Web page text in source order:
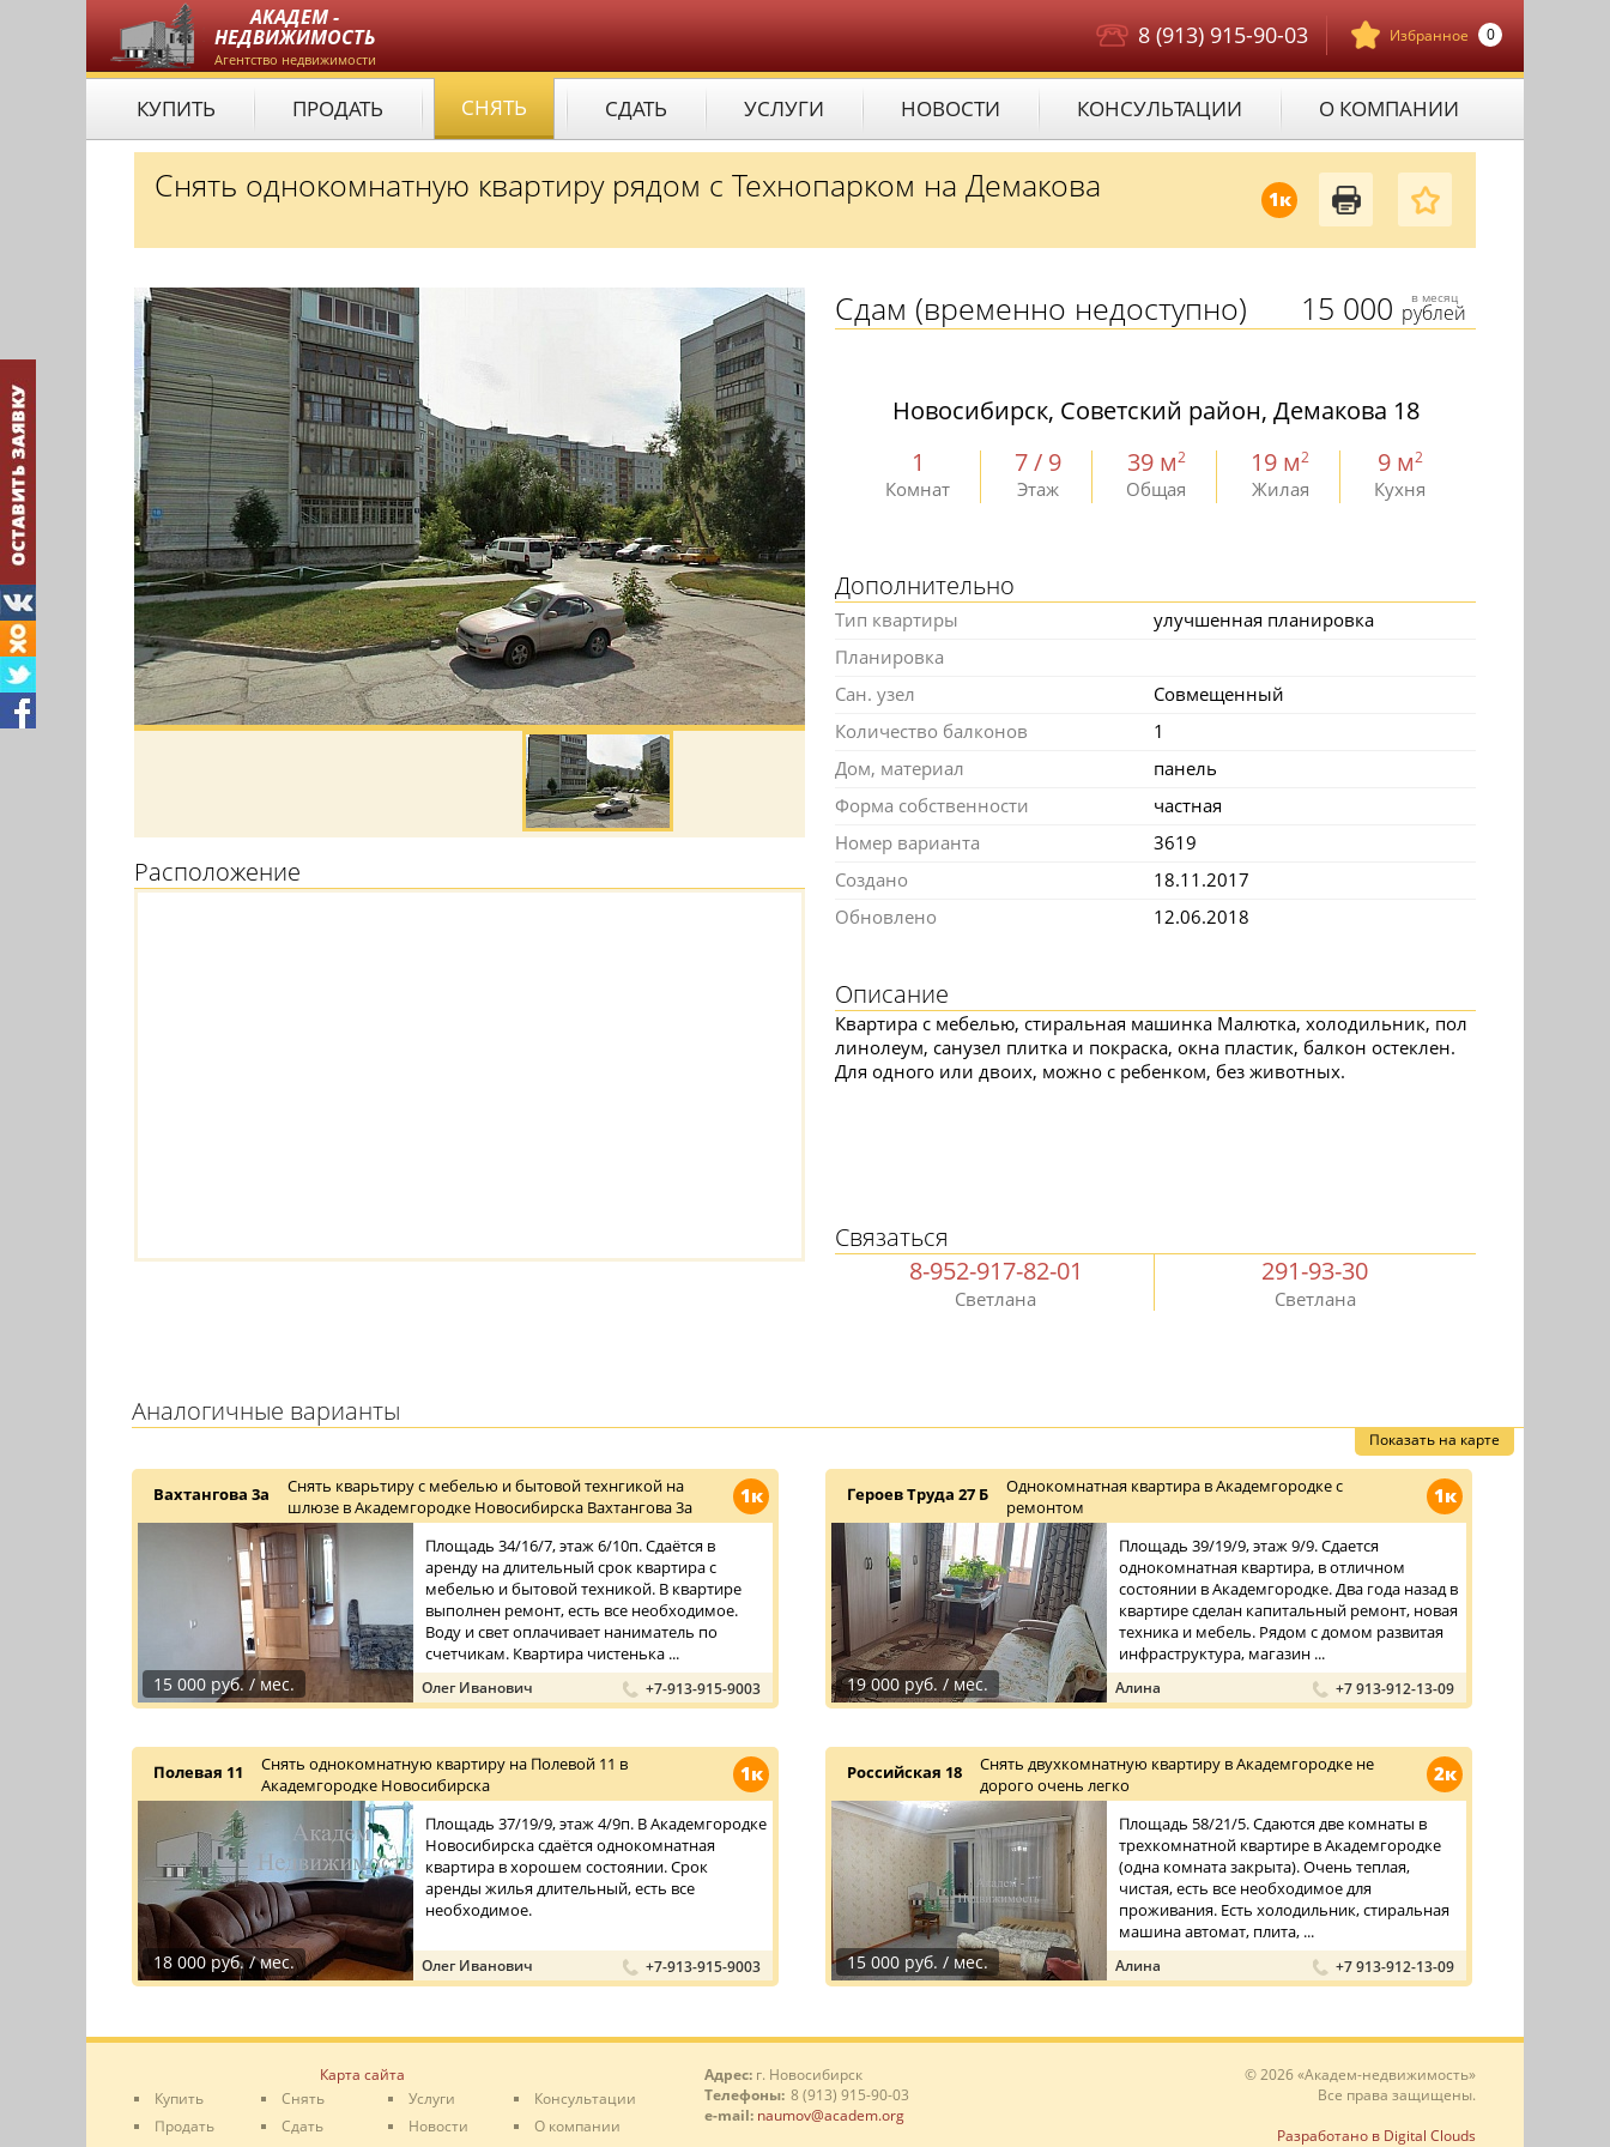
АКАДЕМ -
НЕДВИЖИМОСТЬ
Агентство недвижимости
Избранное 0
8 (913) 915-90-03
КУПИТЬ ПРОДАТЬ СНЯТЬ СДАТЬ УСЛУГИ НОВОСТИ КОНСУЛЬТАЦИИ О КОМПАНИИ
1к
Снять однокомнатную квартиру рядом с Технопарком на Демакова
Расположение
15 000 в месяц
рублей
Сдам (временно недоступно)
Новосибирск, Советский район, Демакова 18
1
Комнат
7 / 9
Этаж
39 м2
Общая
19 м2
Жилая
9 м2
Кухня
Дополнительно
Тип квартиры
улучшенная планировка
Планировка
Сан. узел
Совмещенный
Количество балконов
1
Дом, материал
панель
Форма собственности
частная
Номер варианта
3619
Создано
18.11.2017
Обновлено
12.06.2018
Описание
Квартира с мебелью, стиральная машинка Малютка, холодильник, пол
линолеум, санузел плитка и покраска, окна пластик, балкон остеклен.
Для одного или двоих, можно с ребенком, без животных.
Связаться
8-952-917-82-01
Светлана
291-93-30
Светлана
Аналогичные варианты
Показать на карте
1к
Вахтангова 3а
Снять кварьтиру с мебелью и бытовой технгикой на
шлюзе в Академгородке Новосибирска Вахтангова 3а
15 000 руб. / мес.
Площадь 34/16/7, этаж 6/10п. Сдаётся в
аренду на длительный срок квартира с
мебелью и бытовой техникой. В квартире
выполнен ремонт, есть все необходимое.
Воду и свет оплачивает наниматель по
счетчикам. Квартира чистенька ...
Олег Иванович +7-913-915-9003
1к
Героев Труда 27 Б
Однокомнатная квартира в Академгородке с
ремонтом
19 000 руб. / мес.
Площадь 39/19/9, этаж 9/9. Сдается
однокомнатная квартира, в отличном
состоянии в Академгородке. Два года назад в
квартире сделан капитальный ремонт, новая
техника и мебель. Рядом с домом развитая
инфраструктура, магазин ...
Алина +7 913-912-13-09
1к
Полевая 11
Снять однокомнатную квартиру на Полевой 11 в
Академгородке Новосибирска
18 000 руб. / мес.
Площадь 37/19/9, этаж 4/9п. В Академгородке
Новосибирска сдаётся однокомнатная
квартира в хорошем состоянии. Срок
аренды жилья длительный, есть все
необходимое.
Олег Иванович +7-913-915-9003
2к
Российская 18
Снять двухкомнатную квартиру в Академгородке не
дорого очень легко
15 000 руб. / мес.
Площадь 58/21/5. Сдаются две комнаты в
трехкомнатной квартире в Академгородке
(одна комната закрыта). Очень теплая,
чистая, есть все необходимое для
проживания. Есть холодильник, стиральная
машина автомат, плита, ...
Алина +7 913-912-13-09
Карта сайта
Купить
Продать
Снять
Сдать
Услуги
Новости
Консультации
О компании
Адрес: г. Новосибирск
Телефоны: 8 (913) 915-90-03
e-mail: naumov@academ.org
© 2026 «Академ-недвижимость»
Все права защищены.
Разработано в Digital Clouds